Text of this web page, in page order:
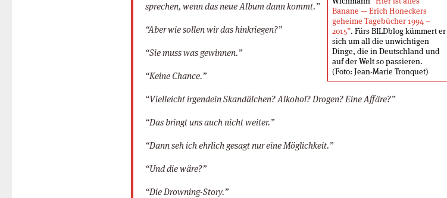
Banane — Erich Honeckers
geheime Tagebücher 1994 –
2015”. Fürs BILDblog kümmert er
sich um all die unwichtigen
Dinge, die in Deutschland und
auf der Welt so passieren.
(Foto: Jean-Marie Tronquet)
sprechen, wenn das neue Album dann kommt.”
“Aber wie sollen wir das hinkriegen?”
“Sie muss was gewinnen.”
“Keine Chance.”
“Vielleicht irgendein Skandälchen? Alkohol? Drogen? Eine Affäre?”
“Das bringt uns auch nicht weiter.”
“Dann seh ich ehrlich gesagt nur eine Möglichkeit.”
“Und die wäre?”
“Die Drowning-Story.”